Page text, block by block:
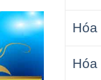
Hóa
Hóa